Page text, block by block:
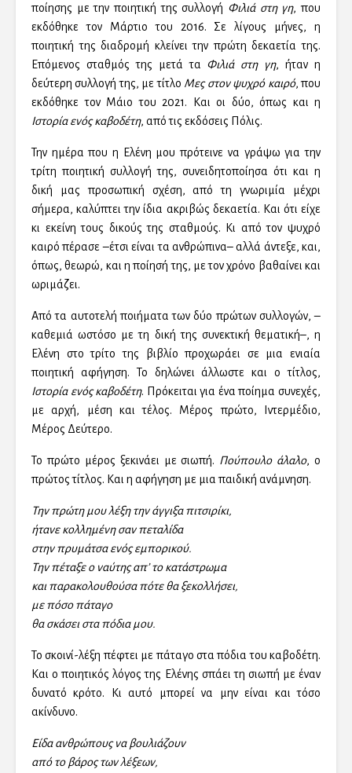
ποίησης με την ποιητική της συλλογή Φιλιά στη γη, που
εκδόθηκε τον Μάρτιο του 2016. Σε λίγους μήνες, η
ποιητική της διαδρομή κλείνει την πρώτη δεκαετία της.
Επόμενος σταθμός της μετά τα Φιλιά στη γη, ήταν η
δεύτερη συλλογή της, με τίτλο Μες στον ψυχρό καιρό, που
εκδόθηκε τον Μάιο του 2021. Και οι δύο, όπως και η
Ιστορία ενός καβοδέτη, από τις εκδόσεις Πόλις.
Την ημέρα που η Ελένη μου πρότεινε να γράψω για την
τρίτη ποιητική συλλογή της, συνειδητοποίησα ότι και η
δική μας προσωπική σχέση, από τη γνωριμία μέχρι
σήμερα, καλύπτει την ίδια ακριβώς δεκαετία. Και ότι είχε
κι εκείνη τους δικούς της σταθμούς. Κι από τον ψυχρό
καιρό πέρασε –έτσι είναι τα ανθρώπινα– αλλά άντεξε, και,
όπως, θεωρώ, και η ποίησή της, με τον χρόνο βαθαίνει και
ωριμάζει.
Από τα αυτοτελή ποιήματα των δύο πρώτων συλλογών, –
καθεμιά ωστόσο με τη δική της συνεκτική θεματική–, η
Ελένη στο τρίτο της βιβλίο προχωράει σε μια ενιαία
ποιητική αφήγηση. Το δηλώνει άλλωστε και ο τίτλος,
Ιστορία ενός καβοδέτη. Πρόκειται για ένα ποίημα συνεχές,
με αρχή, μέση και τέλος. Μέρος πρώτο, Ιντερμέδιο,
Μέρος Δεύτερο.
Το πρώτο μέρος ξεκινάει με σιωπή. Πούπουλο άλαλο, ο
πρώτος τίτλος. Και η αφήγηση με μια παιδική ανάμνηση.
Την πρώτη μου λέξη την άγγιξα πιτσιρίκι,
ήτανε κολλημένη σαν πεταλίδα
στην πρυμάτσα ενός εμπορικού.
Την πέταξε ο ναύτης απ’ το κατάστρωμα
και παρακολουθούσα πότε θα ξεκολλήσει,
με πόσο πάταγο
θα σκάσει στα πόδια μου.
Το σκοινί-λέξη πέφτει με πάταγο στα πόδια του καβοδέτη.
Και ο ποιητικός λόγος της Ελένης σπάει τη σιωπή με έναν
δυνατό κρότο. Κι αυτό μπορεί να μην είναι και τόσο
ακίνδυνο.
Είδα ανθρώπους να βουλιάζουν
από το βάρος των λέξεων,